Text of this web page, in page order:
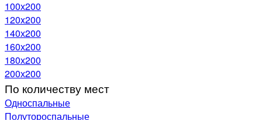
100х200
120x200
140х200
160х200
180х200
200х200
По количеству мест
Односпальные
Полутороспальные